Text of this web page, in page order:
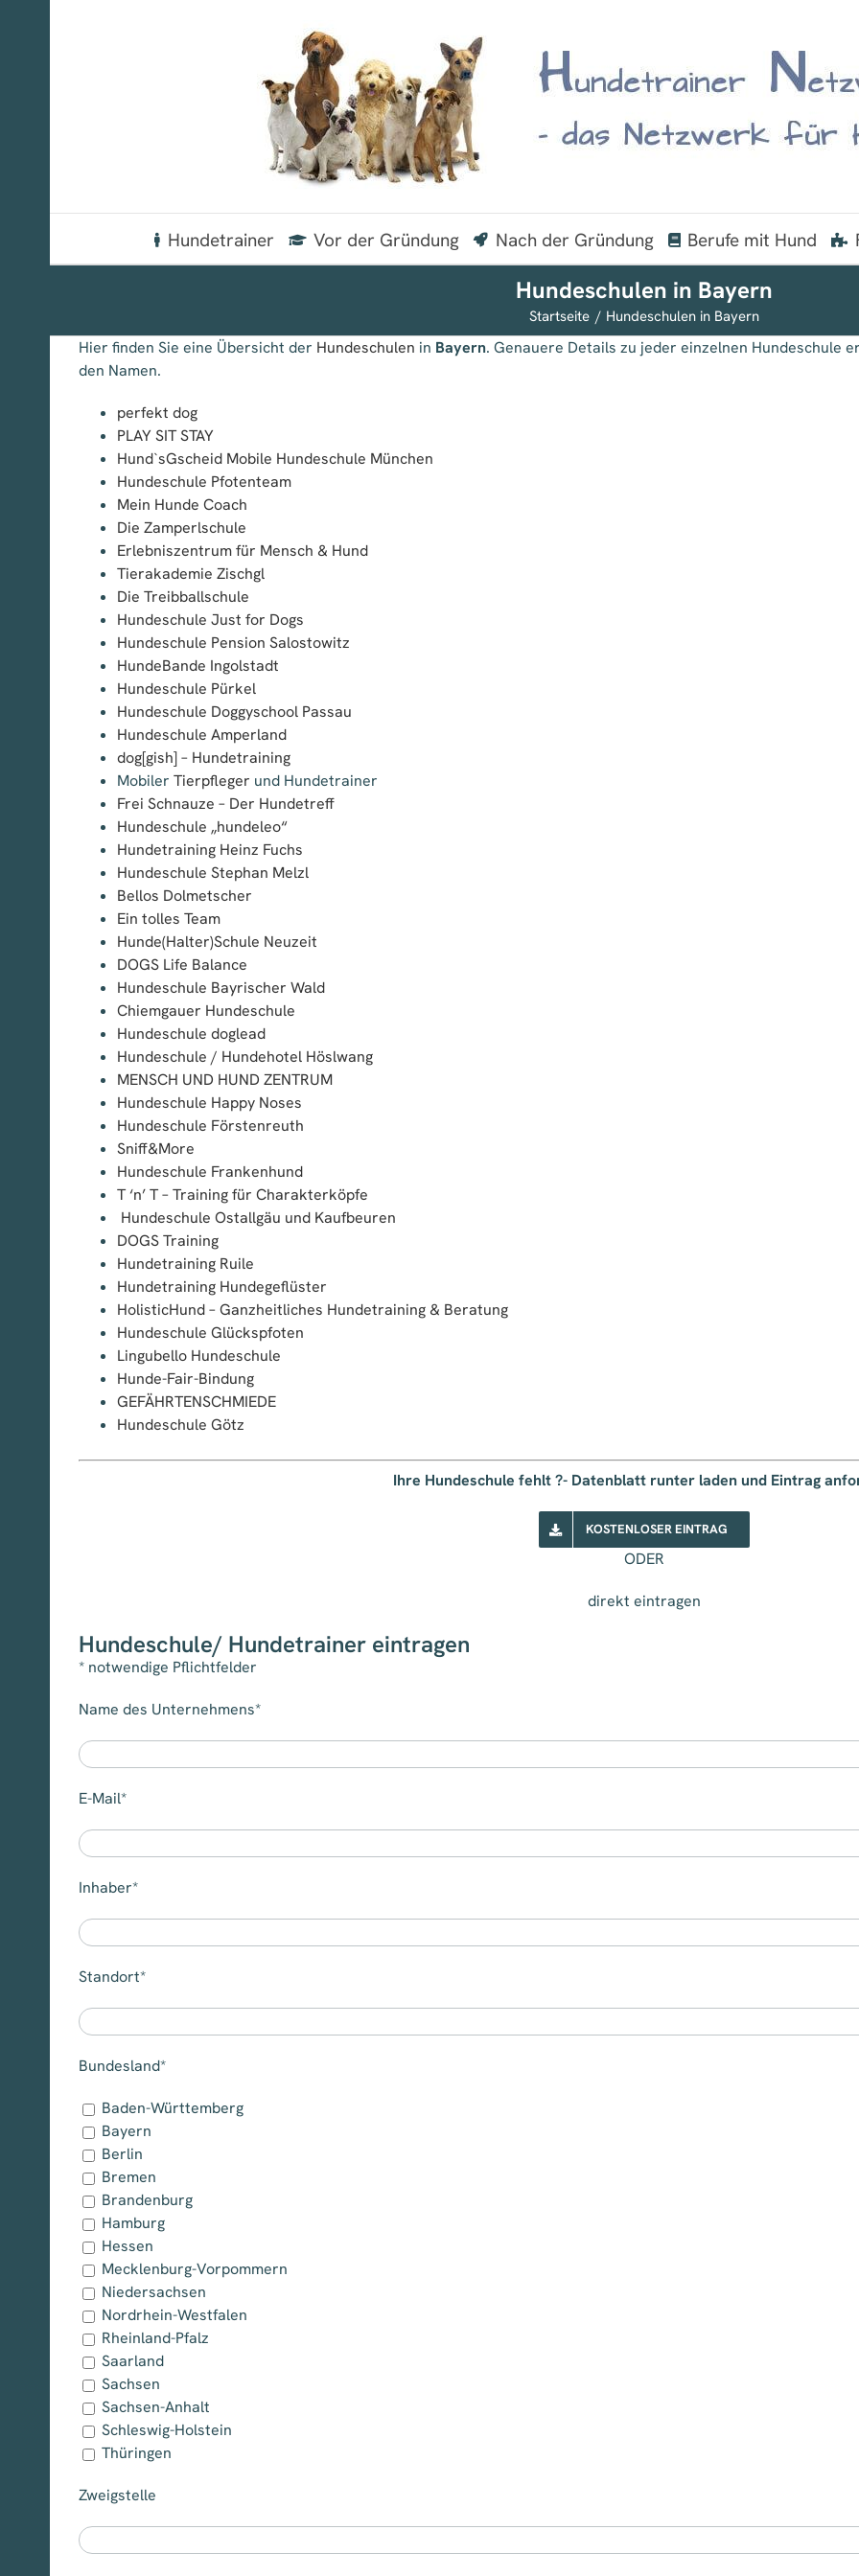
Hundetrainer Vor der Gründung Nach der Gründung Berufe mit Hund
Hundeschulen in Bayern
Startseite Hundeschulen in Bayern
Hier finden Sie eine Übersicht der Hundeschulen in Bayern. Genauere Details zu jeder einzelnen Hundeschule
den Namen.
perfekt dog
PLAY SIT STAY
Hund`sGscheid Mobile Hundeschule München
Hundeschule Pfotenteam
Mein Hunde Coach
Die Zamperlschule
Erlebniszentrum für Mensch & Hund
Tierakademie Zischgl
Die Treibballschule
Hundeschule Just for Dogs
Hundeschule Pension Salostowitz
HundeBande Ingolstadt
Hundeschule Pürkel
Hundeschule Doggyschool Passau
Hundeschule Amperland
dog[gish] – Hundetraining
Mobiler Tierpfleger und Hundetrainer
Frei Schnauze – Der Hundetreff
Hundeschule „hundeleo“
Hundetraining Heinz Fuchs
Hundeschule Stephan Melzl
Bellos Dolmetscher
Ein tolles Team
Hunde(Halter)Schule Neuzeit
DOGS Life Balance
Hundeschule Bayrischer Wald
Chiemgauer Hundeschule
Hundeschule doglead
Hundeschule / Hundehotel Höslwang
MENSCH UND HUND ZENTRUM
Hundeschule Happy Noses
Hundeschule Förstenreuth
Sniff&More
Hundeschule Frankenhund
T ‘n’ T – Training für Charakterköpfe
Hundeschule Ostallgäu und Kaufbeuren
DOGS Training
Hundetraining Ruile
Hundetraining Hundegeflüster
HolisticHund – Ganzheitliches Hundetraining & Beratung
Hundeschule Glückspfoten
Lingubello Hundeschule
Hunde-Fair-Bindung
GEFÄHRTENSCHMIEDE
Hundeschule Götz
Ihre Hundeschule fehlt ?- Datenblatt runter laden und Eintrag
KOSTENLOSER EINTRAG
ODER
direkt eintragen
Hundeschule/ Hundetrainer eintragen
* notwendige Pflichtfelder
Name des Unternehmens*
E-Mail*
Inhaber*
Standort*
Bundesland*
Baden-Württemberg
Bayern
Berlin
Bremen
Brandenburg
Hamburg
Hessen
Mecklenburg-Vorpommern
Niedersachsen
Nordrhein-Westfalen
Rheinland-Pfalz
Saarland
Sachsen
Sachsen-Anhalt
Schleswig-Holstein
Thüringen
Zweigstelle